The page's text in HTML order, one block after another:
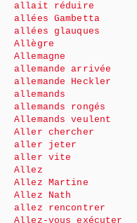
allait réduire
allées Gambetta
allées glauques
Allègre
Allemagne
allemande arrivée
allemande Heckler
allemands
allemands rongés
Allemands veulent
Aller chercher
aller jeter
aller vite
Allez
Allez Martine
Allez Nath
allez rencontrer
Allez-vous exécuter